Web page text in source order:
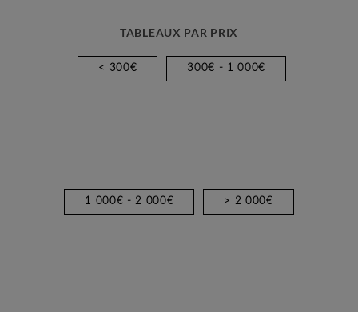
TABLEAUX PAR PRIX
< 300€ 300€ - 1 000€
1 000€ - 2 000€ > 2 000€